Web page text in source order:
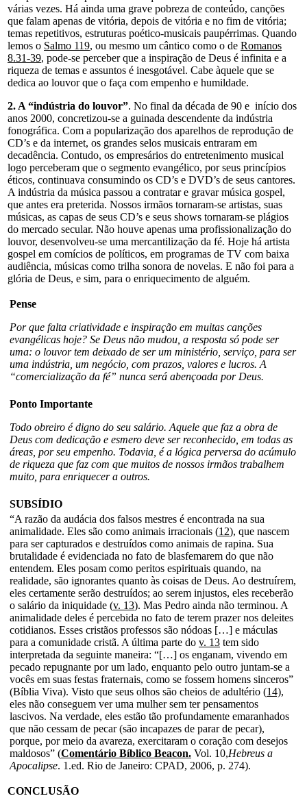
várias vezes. Há ainda uma grave pobreza de conteúdo, canções
que falam apenas de vitória, depois de vitória e no fim de vitória;
temas repetitivos, estruturas poético-musicais paupérrimas. Quando
lemos o Salmo 119, ou mesmo um cântico como o de Romanos
8.31-39, pode-se perceber que a inspiração de Deus é infinita e a
riqueza de temas e assuntos é inesgotável. Cabe àquele que se
dedica ao louvor que o faça com empenho e humildade.
2. A “indústria do louvor”. No final da década de 90 e início dos
anos 2000, concretizou-se a guinada descendente da indústria
fonográfica. Com a popularização dos aparelhos de reprodução de
CD’s e da internet, os grandes selos musicais entraram em
decadência. Contudo, os empresários do entretenimento musical
logo perceberam que o segmento evangélico, por seus princípios
éticos, continuava consumindo os CD’s e DVD’s de seus cantores.
A indústria da música passou a contratar e gravar música gospel,
que antes era preterida. Nossos irmãos tornaram-se artistas, suas
músicas, as capas de seus CD’s e seus shows tornaram-se plágios
do mercado secular. Não houve apenas uma profissionalização do
louvor, desenvolveu-se uma mercantilização da fé. Hoje há artista
gospel em comícios de políticos, em programas de TV com baixa
audiência, músicas como trilha sonora de novelas. E não foi para a
glória de Deus, e sim, para o enriquecimento de alguém.
Pense
Por que falta criatividade e inspiração em muitas canções
evangélicas hoje? Se Deus não mudou, a resposta só pode ser
uma: o louvor tem deixado de ser um ministério, serviço, para ser
uma indústria, um negócio, com prazos, valores e lucros. A
“comercialização da fé” nunca será abençoada por Deus.
Ponto Importante
Todo obreiro é digno do seu salário. Aquele que faz a obra de
Deus com dedicação e esmero deve ser reconhecido, em todas as
áreas, por seu empenho. Todavia, é a lógica perversa do acúmulo
de riqueza que faz com que muitos de nossos irmãos trabalhem
muito, para enriquecer a outros.
SUBSÍDIO
“A razão da audácia dos falsos mestres é encontrada na sua
animalidade. Eles são como animais irracionais (12), que nascem
para ser capturados e destruídos como animais de rapina. Sua
brutalidade é evidenciada no fato de blasfemarem do que não
entendem. Eles posam como peritos espirituais quando, na
realidade, são ignorantes quanto às coisas de Deus. Ao destruírem,
eles certamente serão destruídos; ao serem injustos, eles receberão
o salário da iniquidade (v. 13). Mas Pedro ainda não terminou. A
animalidade deles é percebida no fato de terem prazer nos deleites
cotidianos. Esses cristãos professos são nódoas […] e máculas
para a comunidade cristã. A última parte do v. 13 tem sido
interpretada da seguinte maneira: “[…] os enganam, vivendo em
pecado repugnante por um lado, enquanto pelo outro juntam-se a
vocês em suas festas fraternais, como se fossem homens sinceros”
(Bíblia Viva). Visto que seus olhos são cheios de adultério (14),
eles não conseguem ver uma mulher sem ter pensamentos
lascivos. Na verdade, eles estão tão profundamente emaranhados
que não cessam de pecar (são incapazes de parar de pecar),
porque, por meio da avareza, exercitaram o coração com desejos
maldosos” (Comentário Bíblico Beacon. Vol. 10,Hebreus a
Apocalipse. 1.ed. Rio de Janeiro: CPAD, 2006, p. 274).
CONCLUSÃO